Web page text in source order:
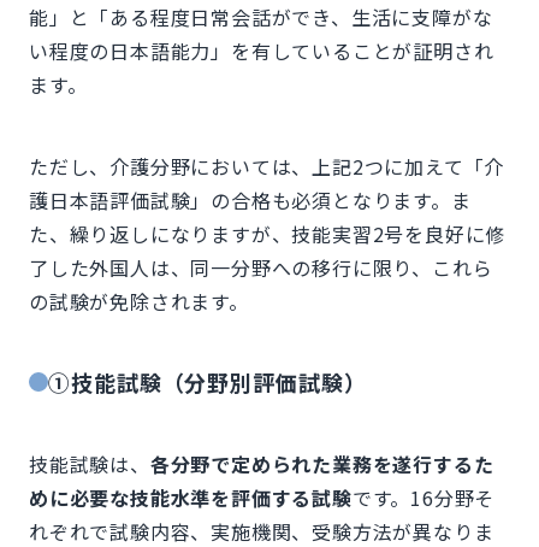
能」と「ある程度日常会話ができ、生活に支障がな
い程度の日本語能力」を有していることが証明され
ます。
ただし、介護分野においては、上記2つに加えて「介
護日本語評価試験」の合格も必須となります。ま
た、繰り返しになりますが、技能実習2号を良好に修
了した外国人は、同一分野への移行に限り、これら
の試験が免除されます。
①技能試験（分野別評価試験）
技能試験は、 各分野で定められた業務を遂行するた
めに必要な技能水準を評価する試験です。16分野そ
れぞれで試験内容、実施機関、受験方法が異なりま